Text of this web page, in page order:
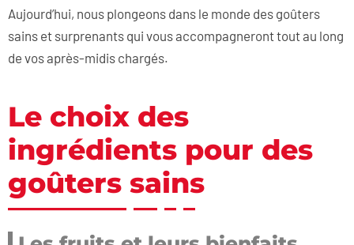
Aujourd’hui, nous plongeons dans le monde des goûters
sains et surprenants qui vous accompagneront tout au long
de vos après-midis chargés.
Le choix des
ingrédients pour des
goûters sains